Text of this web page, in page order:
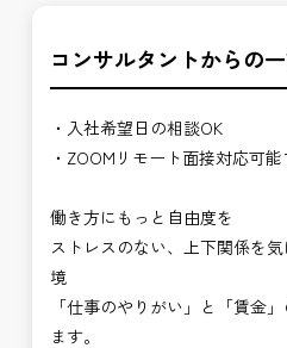
コンサルタントからの
・入社希望日の相談OK
・ZOOMリモート面接対応可能
働き方にもっと自由度を
ストレスのない、上下関係を
境
「仕事のやりがい」と「賃金
ます。